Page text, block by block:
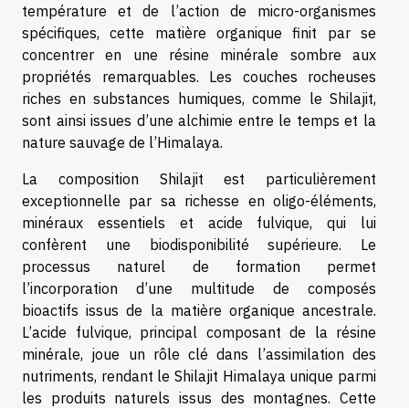
température et de l’action de micro-organismes
spécifiques, cette matière organique finit par se
concentrer en une résine minérale sombre aux
propriétés remarquables. Les couches rocheuses
riches en substances humiques, comme le Shilajit,
sont ainsi issues d’une alchimie entre le temps et la
nature sauvage de l’Himalaya.
La composition Shilajit est particulièrement
exceptionnelle par sa richesse en oligo-éléments,
minéraux essentiels et acide fulvique, qui lui
confèrent une biodisponibilité supérieure. Le
processus naturel de formation permet
l’incorporation d’une multitude de composés
bioactifs issus de la matière organique ancestrale.
L’acide fulvique, principal composant de la résine
minérale, joue un rôle clé dans l’assimilation des
nutriments, rendant le Shilajit Himalaya unique parmi
les produits naturels issus des montagnes. Cette